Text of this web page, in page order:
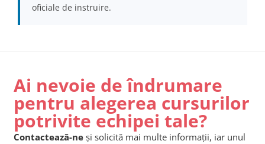
oficiale de instruire.
Ai nevoie de îndrumare
pentru alegerea cursurilor
potrivite echipei tale?
Contactează-ne și solicită mai multe informații, iar unul